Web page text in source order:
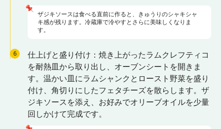
ザジキソースは食べる直前に作ると、きゅうりのシャキシャ
キ感が残ります。冷蔵庫で冷やすとさらに美味しくなりま
す。
📌
6
仕上げと盛り付け：焼き上がったラムクレフティコ
を耐熱皿から取り出し、オーブンシートを開きま
す。温かい皿にラムシャンクとロースト野菜を盛り
付け、角切りにしたフェタチーズを散らします。ザ
ジキソースを添え、お好みでオリーブオイルを少量
回しかけて完成です。